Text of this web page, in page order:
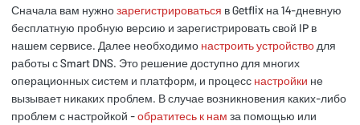
Сначала вам нужнозарегистрироваться в Getflix на 14-дневную
бесплатную пробную версию и зарегистрировать свой IP в
нашем сервисе. Далее необходимо настроить устройство для
работы с Smart DNS. Это решение доступно для многих
операционных систем и платформ, и процесс настройки не
вызывает никаких проблем. В случае возникновения каких-либо
проблем с настройкой -обратитесь к нам за помощью или